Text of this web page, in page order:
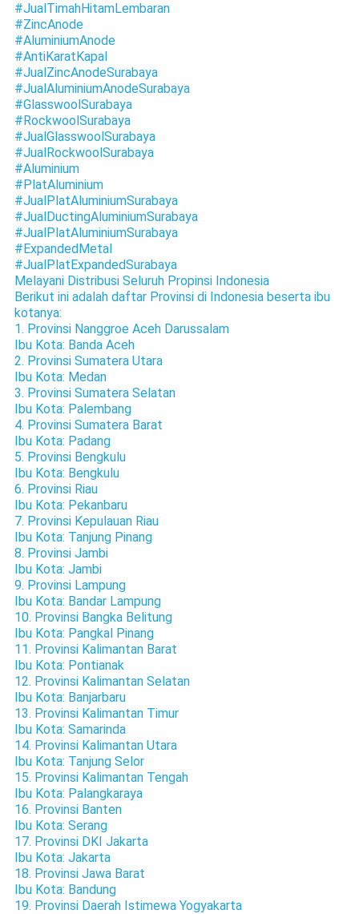
#JualTimahHitamLembaran
#ZincAnode
#AluminiumAnode
#AntiKaratKapal
#JualZincAnodeSurabaya
#JualAluminiumAnodeSurabaya
#GlasswoolSurabaya
#RockwoolSurabaya
#JualGlasswoolSurabaya
#JualRockwoolSurabaya
#Aluminium
#PlatAluminium
#JualPlatAluminiumSurabaya
#JualDuctingAluminiumSurabaya
#JualPlatAluminiumSurabaya
#ExpandedMetal
#JualPlatExpandedSurabaya
Melayani Distribusi Seluruh Propinsi Indonesia
Berikut ini adalah daftar Provinsi di Indonesia beserta ibu
kotanya:
1. Provinsi Nanggroe Aceh Darussalam
Ibu Kota: Banda Aceh
2. Provinsi Sumatera Utara
Ibu Kota: Medan
3. Provinsi Sumatera Selatan
Ibu Kota: Palembang
4. Provinsi Sumatera Barat
Ibu Kota: Padang
5. Provinsi Bengkulu
Ibu Kota: Bengkulu
6. Provinsi Riau
Ibu Kota: Pekanbaru
7. Provinsi Kepulauan Riau
Ibu Kota: Tanjung Pinang
8. Provinsi Jambi
Ibu Kota: Jambi
9. Provinsi Lampung
Ibu Kota: Bandar Lampung
10. Provinsi Bangka Belitung
Ibu Kota: Pangkal Pinang
11. Provinsi Kalimantan Barat
Ibu Kota: Pontianak
12. Provinsi Kalimantan Selatan
Ibu Kota: Banjarbaru
13. Provinsi Kalimantan Timur
Ibu Kota: Samarinda
14. Provinsi Kalimantan Utara
Ibu Kota: Tanjung Selor
15. Provinsi Kalimantan Tengah
Ibu Kota: Palangkaraya
16. Provinsi Banten
Ibu Kota: Serang
17. Provinsi DKI Jakarta
Ibu Kota: Jakarta
18. Provinsi Jawa Barat
Ibu Kota: Bandung
19. Provinsi Daerah Istimewa Yogyakarta